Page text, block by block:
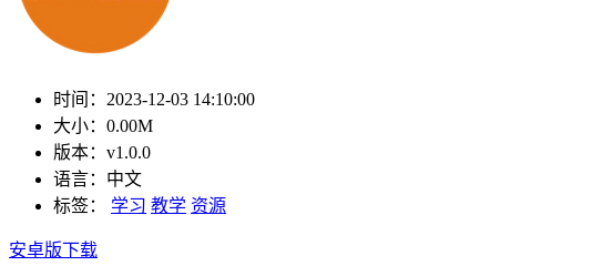
时间： 2023-12-03 14:10:00
大小： 0.00M
版本： v1.0.0
语言： 中文
标签：
学习 教学 资源
安卓版下载